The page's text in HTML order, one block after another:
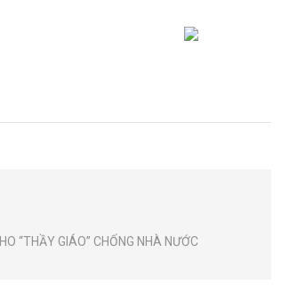
“THẦY GIÁO” CHỐNG NHÀ NƯỚC